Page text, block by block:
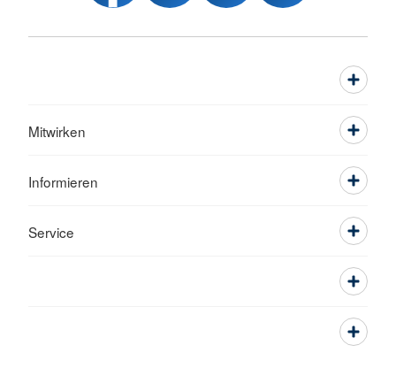
Mitwirken
Informieren
Service